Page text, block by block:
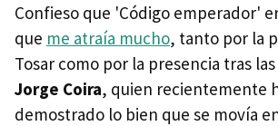
Confieso que 'Código emperador'
que me atraía mucho, tanto por la
Tosar como por la presencia tras
Jorge Coira, quien recientemente
demostrado lo bien que se movía